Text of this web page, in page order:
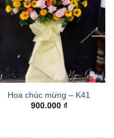
Hoa chúc mừng – K41
900.000 ₫